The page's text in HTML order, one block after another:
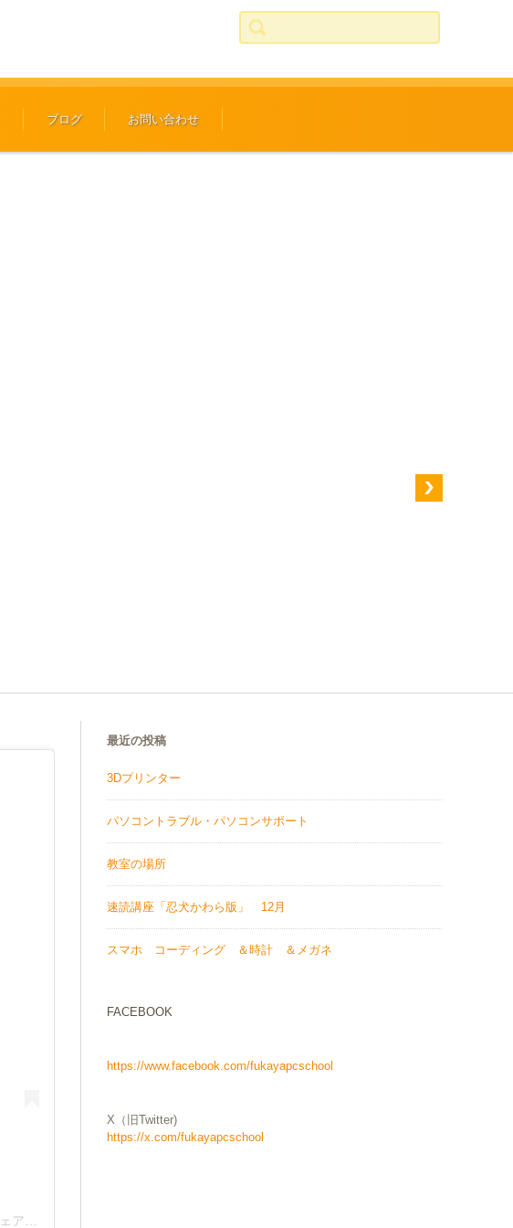
検索:
ブログ お問い合わせ
パソコン教室まならく(@manaraku3)がシェアした投稿
最近の投稿
3Dプリンター
パソコントラブル・パソコンサポート
教室の場所
速読講座「忍犬かわら版」 12月
スマホ コーディング ＆時計 ＆メガネ
FACEBOOK
https://www.facebook.com/fukayapcschool
X（旧Twitter)
https://x.com/fukayapcschool